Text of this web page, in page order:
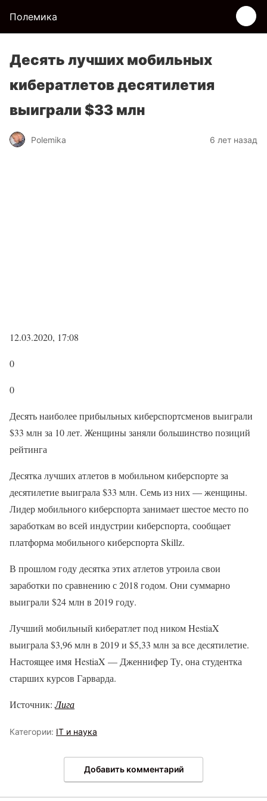
Полемика
Десять лучших мобильных
кибератлетов десятилетия
выиграли $33 млн
Polemika 6 лет назад
12.03.2020, 17:08
0
0
Десять наиболее прибыльных киберспортсменов выиграли
$33 млн за 10 лет. Женщины заняли большинство позиций
рейтинга
Десятка лучших атлетов в мобильном киберспорте за
десятилетие выиграла $33 млн. Семь из них — женщины.
Лидер мобильного киберспорта занимает шестое место по
заработкам во всей индустрии киберспорта, сообщает
платформа мобильного киберспорта Skillz.
В прошлом году десятка этих атлетов утроила свои
заработки по сравнению с 2018 годом. Они суммарно
выиграли $24 млн в 2019 году.
Лучший мобильный кибератлет под ником HestiaX
выиграла $3,96 млн в 2019 и $5,33 млн за все десятилетие.
Настоящее имя HestiaX — Дженнифер Ту, она студентка
старших курсов Гарварда.
Источник:Лига
Категории: IT и наука
Добавить комментарий